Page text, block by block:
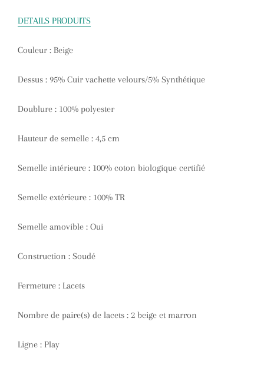
DETAILS PRODUITS
Couleur : Beige
Dessus : 95% Cuir vachette velours/5% Synthétique
Doublure : 100% polyester
Hauteur de semelle : 4,5 cm
Semelle intérieure : 100% coton biologique certifié
Semelle extérieure : 100% TR
Semelle amovible : Oui
Construction : Soudé
Fermeture : Lacets
Nombre de paire(s) de lacets : 2 beige et marron
Ligne : Play